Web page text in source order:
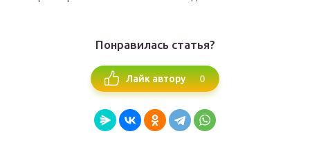
Понравилась статья?
Лайк автору 0